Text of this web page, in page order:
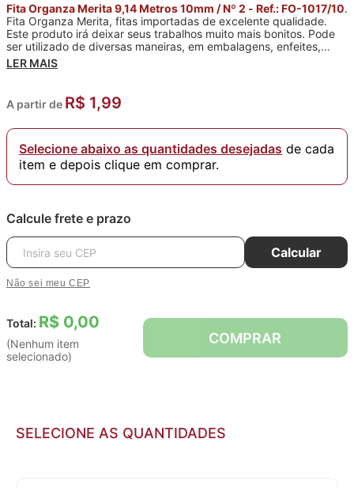
Fita Organza Merita 9,14 Metros 10mm / Nº 2 - Ref.: FO-1017/10.
Fita Organza Merita, fitas importadas de excelente qualidade.
Este produto irá deixar seus trabalhos muito mais bonitos. Pode
ser utilizado de diversas maneiras, em embalagens, enfeites,
decorações de ambiente, presente, pacotes, embrulhos,
artesanato, etc.
Gostou? Conheça toda nossa coleção de
Largura: 10 Milímentros ou Nº 2.
Comprimento: 9,14 Metros.
LER MAIS
A partir de R$ 1,99
Selecione abaixo as quantidades desejadas de cada
item e depois clique em comprar.
Calcule frete e prazo
Calcular
Não sei meu CEP
Total: R$ 0,00
(Nenhum item
selecionado)
COMPRAR
SELECIONE AS QUANTIDADES